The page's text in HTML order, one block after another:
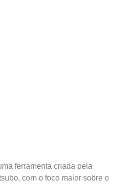
ferramenta criada pela
com o foco maior sobre o